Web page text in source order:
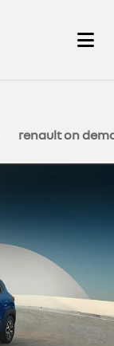
renault on